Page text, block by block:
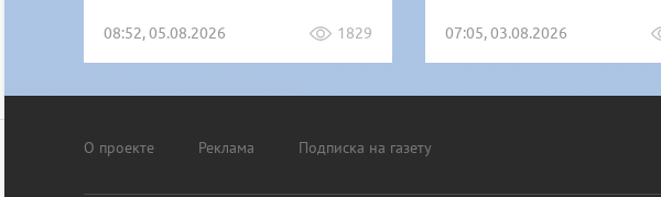
08:52, 05.08.2026 1829 07:05, 03.08.2026
О проекте Реклама Подписка на газету